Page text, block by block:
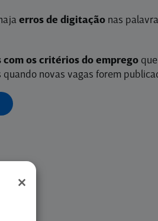
erros de digitaçãonas
com os critérios do empregoque
quando novas vagas forem